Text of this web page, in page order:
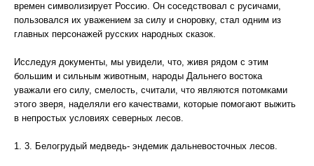
времен символизирует Россию. Он соседствовал с русичами,
пользовался их уважением за силу и сноровку, стал одним из
главных персонажей русских народных сказок.
Исследуя документы, мы увидели, что, живя рядом с этим
большим и сильным животным, народы Дальнего востока
уважали его силу, смелость, считали, что являются потомками
этого зверя, наделяли его качествами, которые помогают выжить
в непростых условиях северных лесов.
1. 3. Белогрудый медведь- эндемик дальневосточных лесов.